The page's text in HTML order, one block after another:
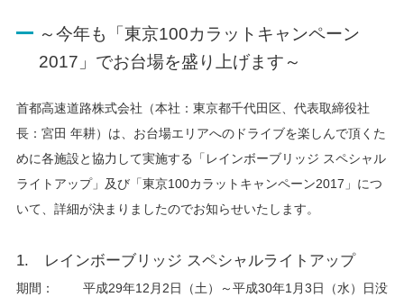
～今年も「東京100カラットキャンペーン
2017」でお台場を盛り上げます～
首都高速道路株式会社（本社：東京都千代田区、代表取締役社
長：宮田 年耕）は、お台場エリアへのドライブを楽しんで頂くた
めに各施設と協力して実施する「レインボーブリッジ スペシャル
ライトアップ」及び「東京100カラットキャンペーン2017」につ
いて、詳細が決まりましたのでお知らせいたします。
1. レインボーブリッジ スペシャルライトアップ
期間：
平成29年12月2日（土）～平成30年1月3日（水）日没